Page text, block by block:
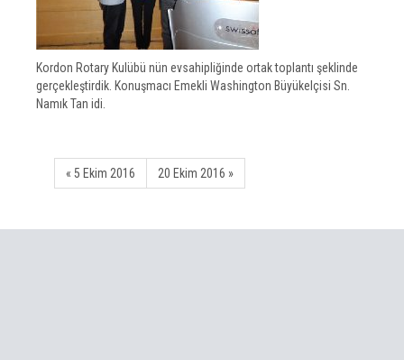
Kordon Rotary Kulübü nün evsahipliğinde ortak toplantı şeklinde
gerçekleştirdik. Konuşmacı Emekli Washington Büyükelçisi Sn.
Namık Tan idi.
« 5 Ekim 2016 20 Ekim 2016 »